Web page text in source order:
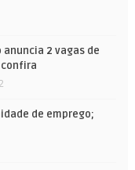
anuncia 2 vagas de
confira
de emprego;